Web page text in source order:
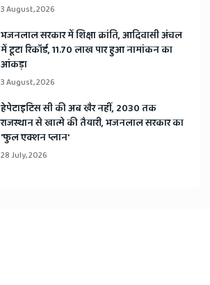
3 August, 2026
भजनलाल सरकार में शिक्षा क्रांति, आदिवासी अंचल
में टूटा रिकॉर्ड, 11.70 लाख पार हुआ नामांकन का
आंकड़ा
3 August, 2026
हेपेटाइटिस सी की अब खैर नहीं, 2030 तक
राजस्थान से खात्मे की तैयारी, भजनलाल सरकार का
'फुल एक्शन प्लान'
28 July, 2026